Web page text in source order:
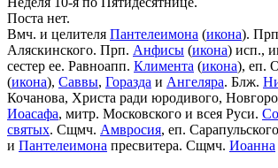
Поста нет.
Вмч. и целителя Пантелеимона (икона).
Аляскинского. Прп. Анфисы (икона) исп.,
сестер ее. Равноапп. Климента (икона), еп.
(икона), Саввы, Горазда и Ангеляра. Блж.
Кочанова, Христа ради юродивого,
Иоасафа, митр. Московского и всея Руси.
святых. Сщмч. Амвросия, еп.
и Пантелеимона пресвитера. Сщмч. Иоанна